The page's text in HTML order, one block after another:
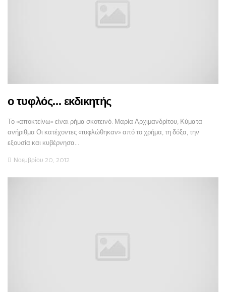
ο τυφλός… εκδικητής
Το «αποκτείνω» είναι ρήμα σκοτεινό. Μαρία Αρχιμανδρίτου, Κύματα
ανήριθμα Οι κατέχοντες «τυφλώθηκαν» από το χρήμα, τη δόξα, την
εξουσία και κυβέρνησα…
Νοεμβρίου 20, 2012